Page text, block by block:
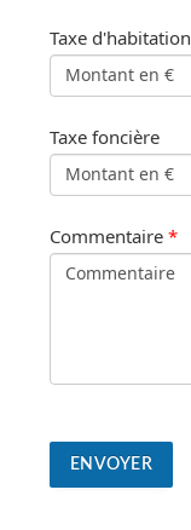
Taxe d'habitation
Taxe foncière
Commentaire *